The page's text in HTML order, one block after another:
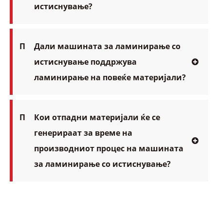
истиснување?
П
Дали машината за ламинирање со
истиснување поддржува
ламинирање на повеќе материјали?
П
Кои отпадни материјали ќе се
генерираат за време на
производниот процес на машината
за ламинирање со истиснување?